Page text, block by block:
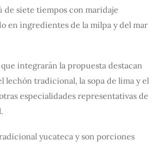
de siete tiempos con maridaje
en ingredientes de la milpa y del mar
integrarán la propuesta destacan
lechón tradicional, la sopa de lima y el
especialidades representativas de
yucateca y son porciones